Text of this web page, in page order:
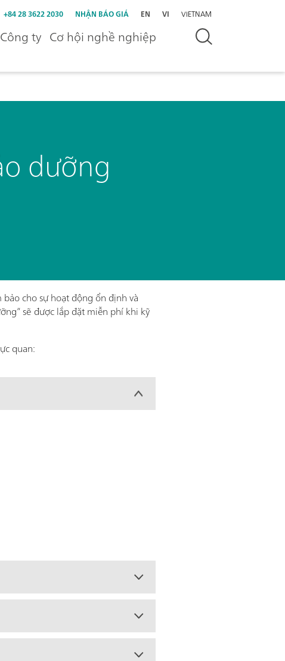
+84 28 3622 2030 NHẬN BÁO GIÁ EN VI VIETNAM
Công ty Cơ hội nghề nghiệp
dưỡng
cho sự hoạt động ổn định và
sẽ được lắp đặt miễn phí khi kỹ
quan: